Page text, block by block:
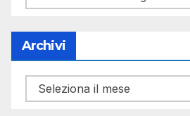
Archivi
Archivi